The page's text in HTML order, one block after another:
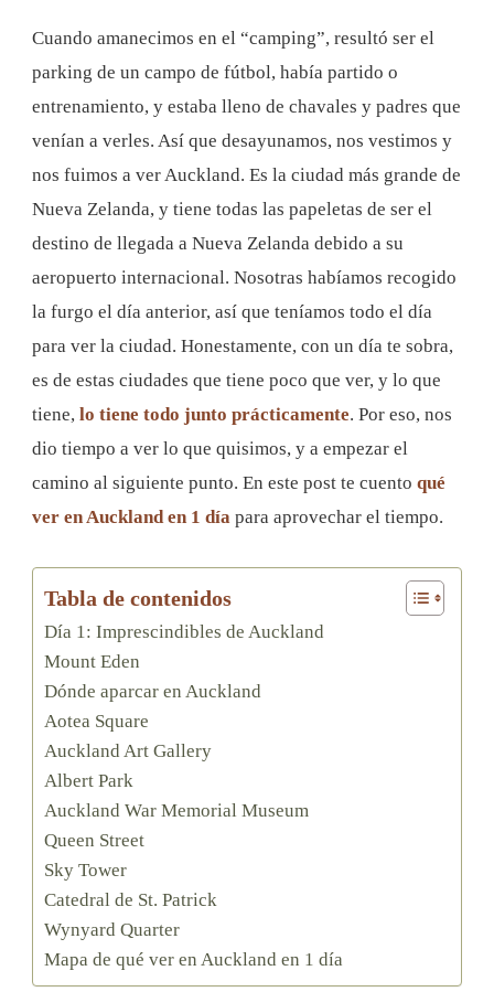
Zelanda
Cuando amanecimos en el “camping”, resultó ser el
parking de un campo de fútbol, había partido o
entrenamiento, y estaba lleno de chavales y padres que
venían a verles. Así que desayunamos, nos vestimos y
nos fuimos a ver Auckland. Es la ciudad más grande de
Nueva Zelanda, y tiene todas las papeletas de ser el
destino de llegada a Nueva Zelanda debido a su
aeropuerto internacional. Nosotras habíamos recogido
la furgo el día anterior, así que teníamos todo el día
para ver la ciudad. Honestamente, con un día te sobra,
es de estas ciudades que tiene poco que ver, y lo que
tiene, lo tiene todo junto prácticamente. Por eso, nos
dio tiempo a ver lo que quisimos, y a empezar el
camino al siguiente punto. En este post te cuento qué
ver en Auckland en 1 día para aprovechar el tiempo.
Tabla de contenidos
Día 1: Imprescindibles de Auckland
Mount Eden
Dónde aparcar en Auckland
Aotea Square
Auckland Art Gallery
Albert Park
Auckland War Memorial Museum
Queen Street
Sky Tower
Catedral de St. Patrick
Wynyard Quarter
Mapa de qué ver en Auckland en 1 día